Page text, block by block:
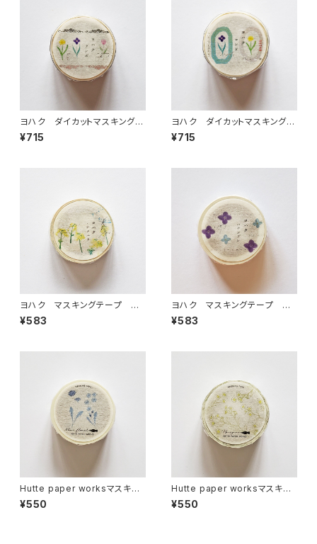
ヨハク ダイカットマスキングテ
ープ テンポ YD-003
¥715
ヨハク ダイカットマスキングテ
ープ ロンド YD-005
¥715
ヨハク マスキングテープ ナ
ノハナ Y-188
¥583
ヨハク マスキングテープ ハ
ナシグレ Y-186
¥583
Hutte paper worksマスキン
グテープ Blue floral PMT-
111
¥550
Hutte paper worksマスキン
グテープ ハルジオン PMT-1
13
¥550